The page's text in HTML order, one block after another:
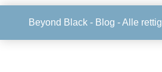
Beyond Black - Blog - Alle